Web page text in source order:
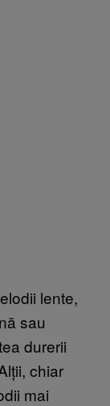
lente,
sau
durerii
chiar
mai